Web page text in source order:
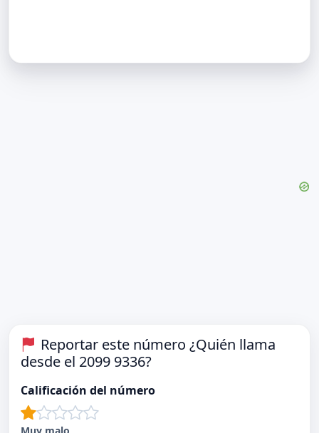
Reportar este número ¿Quién llama
desde el 2099 9336?
Calificación del número